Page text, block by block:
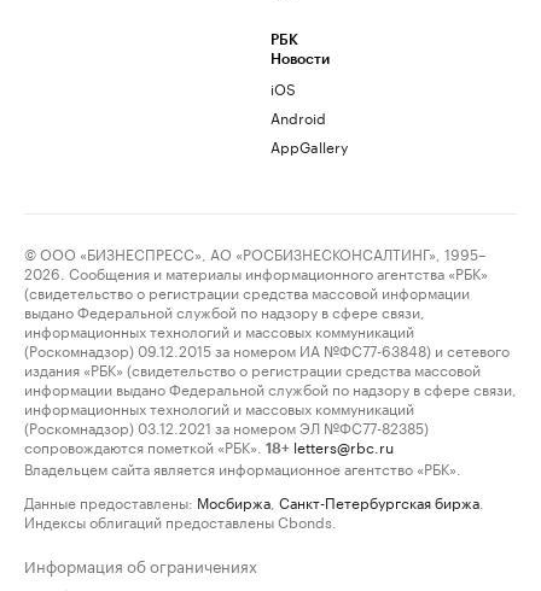
РБК
Новости
iOS
Android
AppGallery
© ООО «БИЗНЕСПРЕСС», АО «РОСБИЗНЕСКОНСАЛТИНГ», 1995–
2026. Сообщения и материалы информационного агентства «РБК»
(свидетельство о регистрации средства массовой информации
выдано Федеральной службой по надзору в сфере связи,
информационных технологий и массовых коммуникаций
(Роскомнадзор) 09.12.2015 за номером ИА №ФС77-63848) и сетевого
издания «РБК» (свидетельство о регистрации средства массовой
информации выдано Федеральной службой по надзору в сфере связи,
информационных технологий и массовых коммуникаций
(Роскомнадзор) 03.12.2021 за номером ЭЛ №ФС77-82385)
сопровождаются пометкой «РБК».
18+ letters@rbc.ru
Владельцем сайта является информационное агентство «РБК».
Данные предоставлены: Мосбиржа Санкт-Петербургская биржа
Индексы облигаций предоставлены Cbonds.
Информация об ограничениях